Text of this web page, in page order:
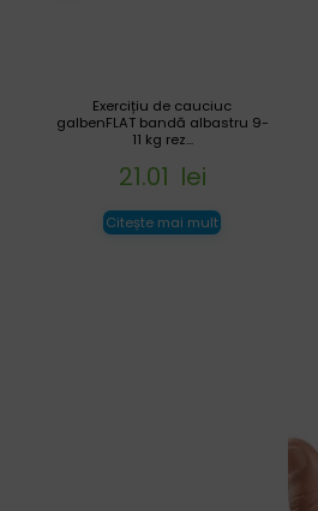
Exercițiu de cauciuc
galbenFLAT bandă albastru 9-
11 kg rez...
21.01 lei
Citește mai mult